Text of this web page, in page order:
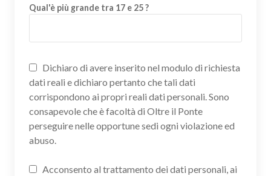
Qual'è più grande tra 17 e 25 ?
Dichiaro di avere inserito nel modulo di richiesta
dati reali e dichiaro pertanto che tali dati
corrispondono ai propri reali dati personali. Sono
consapevole che è facoltà di Oltre il Ponte
perseguire nelle opportune sedi ogni violazione ed
abuso.
Acconsento al trattamento dei dati personali, ai